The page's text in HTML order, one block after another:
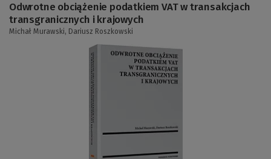
(Link
Odwrotne obciążenie podatkiem VAT w transakcjach
transgranicznych i krajowych
Michał Murawski, Dariusz Roszkowski